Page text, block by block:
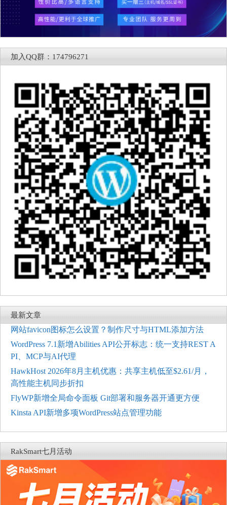
加入QQ群：174796271
最新文章
网站favicon图标怎么设置？制作尺寸与HTML添加方法
WordPress 7.1新增Abilities API公开标志：统一支持REST A
PI、MCP与AI代理
HawkHost 2026年8月主机优惠：共享主机低至$2.61/月，
高性能主机同步折扣
FlyWP新增全局命令面板 Git部署和服务器开通更方便
Kinsta API新增多项WordPress站点管理功能
RakSmart七月活动